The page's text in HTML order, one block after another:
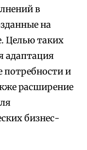
в
на
Целью таких
адаптация
потребности и
расширение
бизнес-